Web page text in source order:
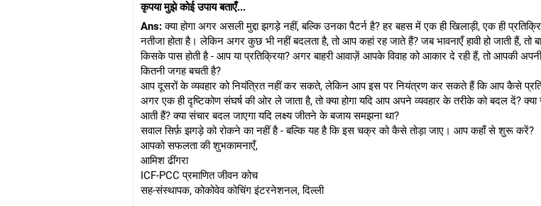
कृपया मुझे कोई उपाय बताएँ...
Ans:क्या होगा अगर असली मुद्दा झगड़े नहीं, बल्कि उनका पैटर्न है? हर बहस में एक ही खिलाड़ी, एक ही
नतीजा होता है। लेकिन अगर कुछ भी नहीं बदलता है, तो आप कहां रह जाते हैं? जब भावनाएँ हावी हो जाती हैं, तो
किसके पास होती है - आप या प्रतिक्रिया? अगर बाहरी आवाज़ें आपके विवाह को आकार दे रही हैं, तो आपकी
कितनी जगह बचती है?
आप दूसरों के व्यवहार को नियंत्रित नहीं कर सकते, लेकिन आप इस पर नियंत्रण कर सकते हैं कि आप कैसे
अगर एक ही दृष्टिकोण संघर्ष की ओर ले जाता है, तो क्या होगा यदि आप अपने व्यवहार के तरीके को बदल दें? क्या
आती हैं? क्या संचार बदल जाएगा यदि लक्ष्य जीतने के बजाय समझना था?
सवाल सिर्फ़ झगड़े को रोकने का नहीं है - बल्कि यह है कि इस चक्र को कैसे तोड़ा जाए। आप कहाँ से शुरू करें?
आपको सफलता की शुभकामनाएँ,
आमिश ढींगरा
ICF-PCC प्रमाणित जीवन कोच
सह-संस्थापक, कोकोवेव कोचिंग इंटरनेशनल, दिल्ली